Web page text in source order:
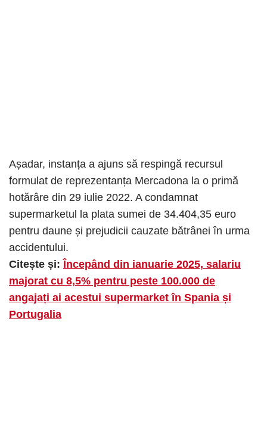
Așadar, instanța a ajuns să respingă recursul
formulat de reprezentanța Mercadona la o primă
hotărâre din 29 iulie 2022. A condamnat
supermarketul la plata sumei de 34.404,35 euro
pentru daune și prejudicii cauzate bătrânei în urma
accidentului.
Citește și:Începând din ianuarie 2025, salariu
majorat cu 8,5% pentru peste 100.000 de
angajați ai acestui supermarket în Spania și
Portugalia